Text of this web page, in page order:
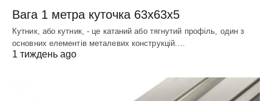
Вага 1 метра куточка 63х63х5
Кутник, або кутник, - це катаний або тягнутий профіль, один з
основних елементів металевих конструкцій.…
1 тиждень ago